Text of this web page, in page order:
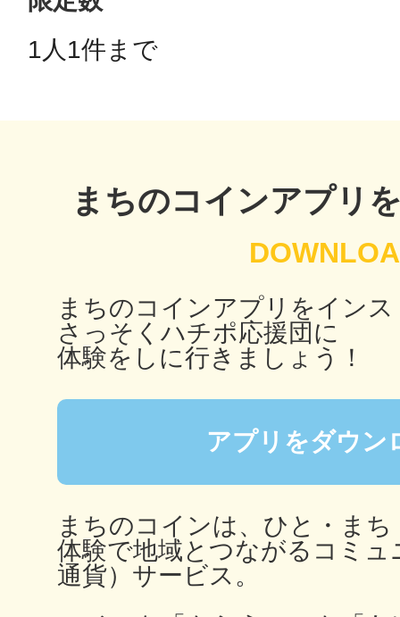
1人1件まで
まちのコインアプリ
まちのコインアプリをイン
さっそくハチポ応援団に
体験をしに行きましょう！
アプリをダウン
まちのコインは、ひと・ま
体験で地域とつながるコミュ
通貨）サービス。
鎌倉
渋谷区